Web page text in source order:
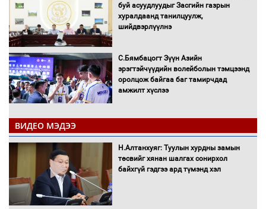
буй асуудлуудыг Засгийн газрын
хуралдаанд танилцуулж,
шийдвэрлүүлнэ
С.Бямбацогт Зүүн Азийн
эрэгтэйчүүдийн волейболын тэмцээнд
оролцож байгаа баг тамирчдад
амжилт хүслээ
Автобензин, дизель түлшний онцгой
албан татварыг тэглэлээ
ВИДЕО МЭДЭЭ
Н.Алтанхуяг: Туулын хурдны замын
төсвийг хянан шалгах сонирхол
байхгүй гэдгээ ард түмэнд хэл